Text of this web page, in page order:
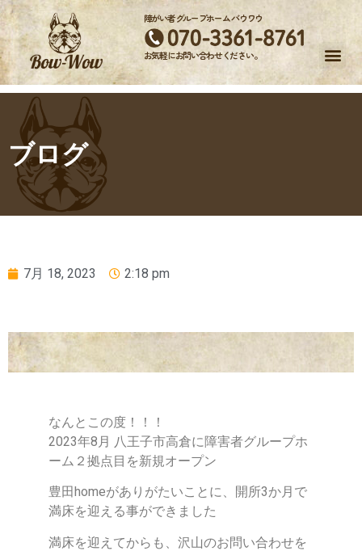
障がい者グループホーム バウワウ
お気軽にお問い合わせください。
ブログ
7月 18, 2023 2:18 pm
なんとこの度！！！
2023年8月 八王子市高倉に障害者グループホ
ーム２拠点目を新規オープン
豊田homeがありがたいことに、開所3か月で
満床を迎える事ができました
満床を迎えてからも、沢山のお問い合わせを